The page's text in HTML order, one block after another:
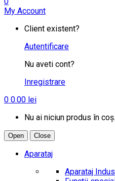
My Account
Client existent?
Autentificare
Nu aveti cont?
Inregistrare
0 0.00 lei
Nu ai niciun produs în coș.
Open Close
Aparataj
Aparataj